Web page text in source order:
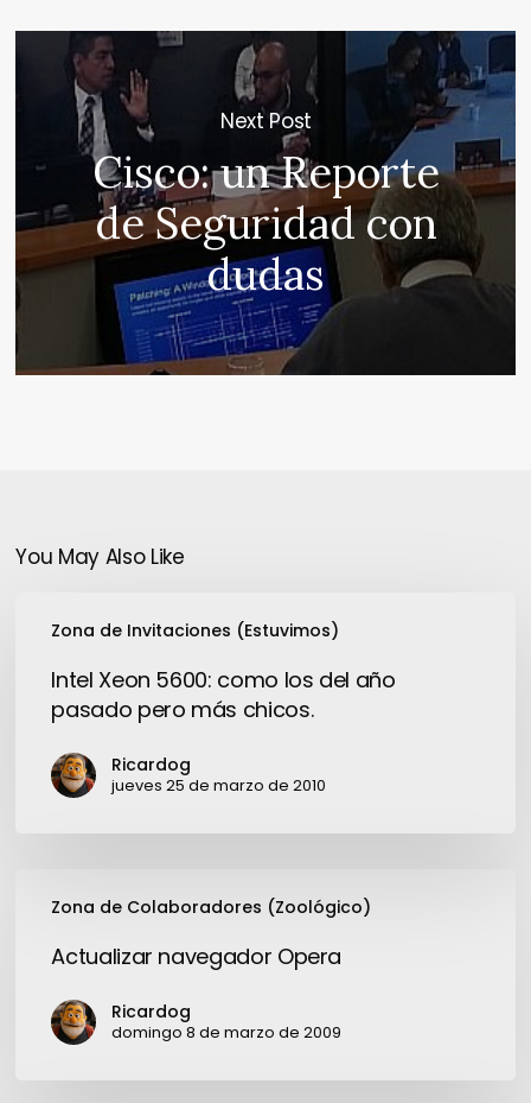
Next Post
Cisco: un Reporte
de Seguridad con
dudas
You May Also Like
Zona de Invitaciones (Estuvimos)
Xeon
como
chicos.
Intel Xeon 5600: como los del año
pasado pero más chicos.
Ricardog
jueves 25 de marzo de 2010
Zona de Colaboradores (Zoológico)
navegador
Actualizar navegador Opera
Ricardog
domingo 8 de marzo de 2009